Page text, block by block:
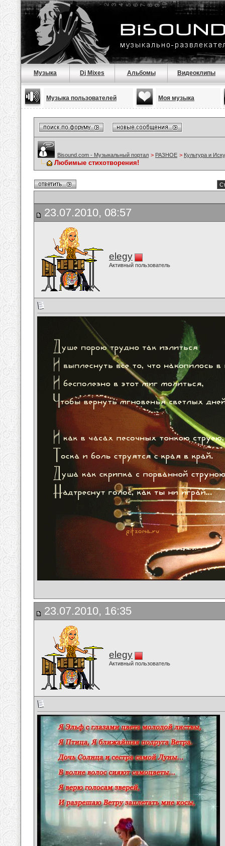
Музыка Dj Mixes Альбомы Видеоклипы
Музыка пользователей Моя музыка
Bisound.com - Музыкальный портал > РАЗНОЕ > Культура и
Любимые стихотворения!
23.07.2010, 08:57
elegy
Активный пользователь
23.07.2010, 16:35
elegy
Активный пользователь